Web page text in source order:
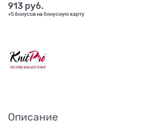
913 руб.
+5 бонусов на бонусную карту
Описание